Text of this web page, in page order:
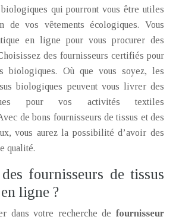
qui pourront vous être utiles
de vos vêtements écologiques. Vous
en ligne pour vous procurer des
des fournisseurs certifiés pour
biologiques. Où que vous soyez, les
biologiques peuvent vous livrer des
pour vos activités textiles
de bons fournisseurs de tissus et des
vous aurez la possibilité d’avoir des
qualité.
fournisseurs de tissus
ligne ?
dans votre recherche de fournisseur